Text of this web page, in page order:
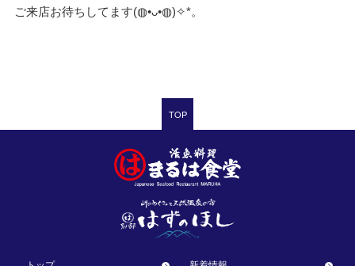
ご来店お待ちしてます(⁠◍⁠•⁠ᴗ⁠•⁠◍⁠)⁠✧⁠*⁠。
TOP